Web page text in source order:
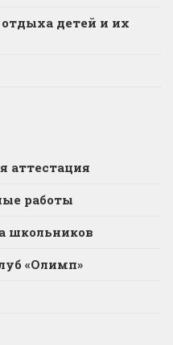
детей и их
аттестация
работы
школьников
«Олимп»